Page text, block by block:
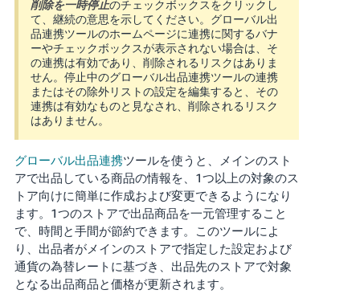
ไทย
- TH
தமிழ்
- IN
Tiếng
Việt -
VN
Deutsch
- DE
Português
- BR
削除を一時停止のチェックボックスをクリックし
て、継続の意思を示してください。グローバル出
品連携ツールのホームページに連携に関するバナ
ーやチェックボックスが表示されない場合は、そ
の連携は有効であり、削除されるリスクはありま
せん。停止中のグローバル出品連携ツールの連携
またはその除外リストの設定を編集すると、その
連携は有効なものと見なされ、削除されるリスク
はありません。
グローバル出品連携ツールを使うと、メインのスト
アで出品している商品の情報を、1つ以上の対象のス
トア向けに簡単に作成および変更できるようになり
ます。1つのストアで出品商品を一元管理すること
で、時間と手間が節約できます。このツールによ
り、出品者がメインのストアで指定した設定および
通貨の為替レートに基づき、出品先のストアで対象
となる出品商品と価格が更新されます。